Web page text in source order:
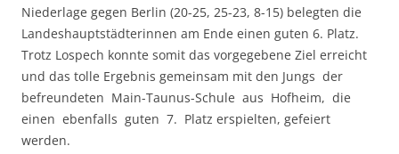
Niederlage gegen Berlin (20-25, 25-23, 8-15) belegten die
Landeshauptstädterinnen am Ende einen guten 6. Platz.
Trotz Lospech konnte somit das vorgegebene Ziel erreicht
und das tolle Ergebnis gemeinsam mit den Jungs der
befreundeten Main-Taunus-Schule aus Hofheim, die
einen ebenfalls guten 7. Platz erspielten, gefeiert
werden.